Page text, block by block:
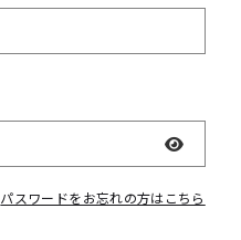
表示
パスワードをお忘れの方はこちら